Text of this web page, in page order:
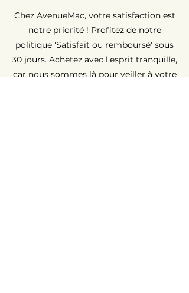
Chez AvenueMac, votre satisfaction est
notre priorité ! Profitez de notre
politique 'Satisfait ou remboursé' sous
30 jours. Achetez avec l'esprit tranquille,
car nous sommes là pour veiller à votre